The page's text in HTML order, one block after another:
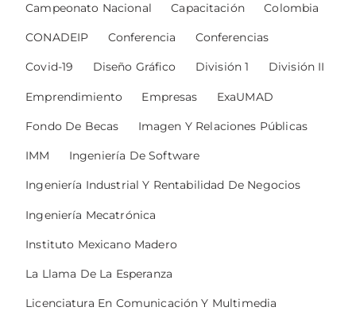
Campeonato Nacional Capacitación Colombia
CONADEIP Conferencia Conferencias
Covid-19 Diseño Gráfico División 1 División II
Emprendimiento Empresas ExaUMAD
Fondo De Becas Imagen Y Relaciones Públicas
IMM Ingeniería De Software
Ingeniería Industrial Y Rentabilidad De Negocios
Ingeniería Mecatrónica
Instituto Mexicano Madero
La Llama De La Esperanza
Licenciatura En Comunicación Y Multimedia